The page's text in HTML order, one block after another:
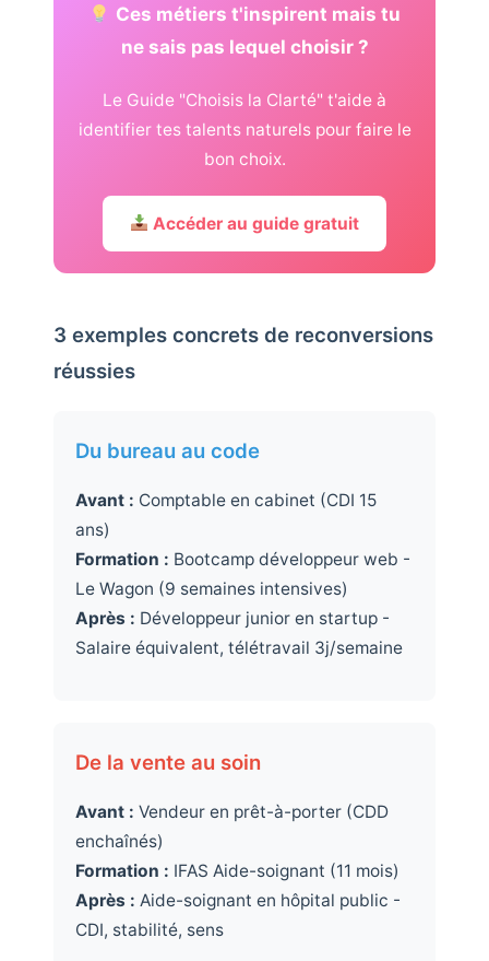
Ces métiers t'inspirent mais tu
ne sais pas lequel choisir ?
Le Guide "Choisis la Clarté" t'aide à
identifier tes talents naturels pour faire le
bon choix.
Accéder au guide gratuit
3 exemples concrets de reconversions
réussies
Du bureau au code
Avant : Comptable en cabinet (CDI 15
ans)
Formation : Bootcamp développeur web -
Le Wagon (9 semaines intensives)
Après : Développeur junior en startup -
Salaire équivalent, télétravail 3j/semaine
De la vente au soin
Avant : Vendeur en prêt-à-porter (CDD
enchaînés)
Formation : IFAS Aide-soignant (11 mois)
Après : Aide-soignant en hôpital public -
CDI, stabilité, sens